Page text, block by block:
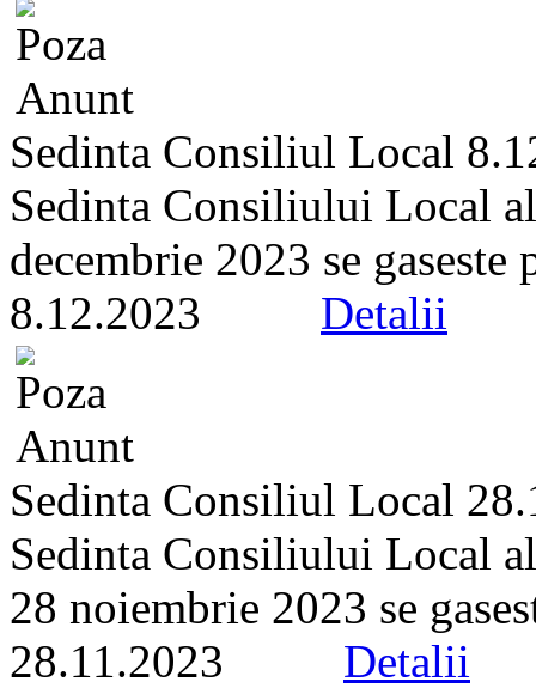
Sedinta Consiliul Local
Sedinta Consiliului Local
decembrie 2023 se
8.12.2023 Detalii
Sedinta Consiliul Local
Sedinta Consiliului Local
28 noiembrie 2023 se
28.11.2023 Detalii